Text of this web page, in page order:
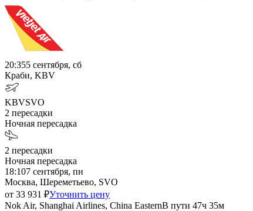
20:355 сентября, сб
Краби, KBV
KBVSVO
2 пересадки
Ночная пересадка
2 пересадки
Ночная пересадка
18:107 сентября, пн
Москва, Шереметьево, SVO
от 33 931 ₽Уточнить цену
Nok Air, Shanghai Airlines, China EasternВ пути 47ч 35м